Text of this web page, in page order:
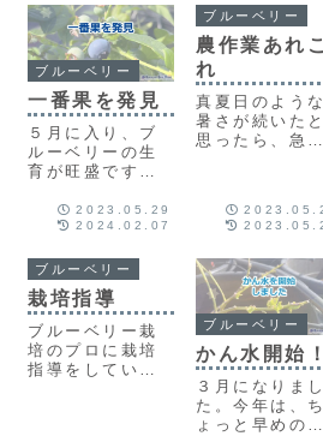
ぐんぐん枝を伸
ばし幹を太くし
ています。
一体…？また、
少しだけ栃木県
の夏をご紹介！
ブルーベリー
一番果を発見
５月に入り、ブ
ルーベリーの生
育が旺盛です。
のようにブルー
ベリーたちの観
と、ひとつだけ
熟しているブル
ーベリーの果実
を発見しまし
た。正真正銘の
一番果です！
2023.05.29
2024.02.07
ブルーベリー
農作業あれこ
れ
真夏日のような
暑さが続いたと
思ったら、急に
体がついてい
ません。そんな
中、農作業中
出会った小さ
発見を紹介しま
す。
ブルーベリー
栽培指導
ブルーベリー栽
培のプロに栽培
指導をしていた
ブルーベリー
かん水開始！
３月になりまし
た。今年は、ち
ょっと早めの春